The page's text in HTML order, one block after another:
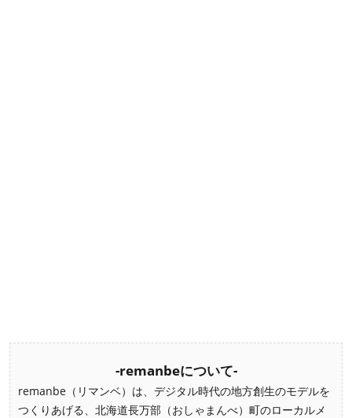
-remanbeについて-
remanbe（リマンベ）は、デジタル時代の地方創生のモデルを
つくりあげる、北海道長万部（おしゃまんべ）町のローカルメ